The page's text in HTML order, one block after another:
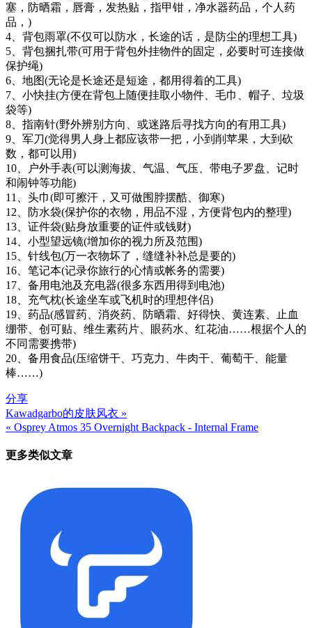
塞，防晒霜，唇膏，发热贴，指甲钳，净水器药品，个人药
品，)
4、背包雨罩(不仅可以防水，长途的话，是防尘的理想工具)
5、背包捆扎带(可用于背包外挂物件的固定，必要时可连接做
保护绳)
6、地图(无论是长途还是短途，都用得着的工具)
7、小快挂(方便在背包上随便挂取小物件、毛巾、帽子、垃圾
袋等)
8、指南针(野外辨别方向、或迷路后寻找方向的有用工具)
9、军刀(觉得男人身上都应该带一把，小到削苹果，大到砍
数，都可以用)
10、户外手表(可以测海拔、气温、气压、带电子罗盘、记时
和闹钟等功能)
11、头巾(即可擦汗，又可做围脖摆酷、御寒)
12、防水袋(保护你的衣物，用品不湿，方便背包内的整理)
13、证件袋(贴身放重要的证件或钱财)
14、小型望远镜(增加你的视力所及范围)
15、针线包(万一衣物坏了，缝缝补补总是要的)
16、笔记本(记录你旅行的心情或帐务的需要)
17、备用电池及充电器(很多东西用得到电池)
18、充气枕(长途坐车或飞机时的理想伴侣)
19、药品(感冒药、消炎药、防晒霜、好得快、黄连素、止血
绷带、创可贴、维生素药片、眼药水、红花油……根据个人的
不同需要携带)
20、备用食品(压缩饼干、巧克力、牛肉干、葡萄干、能量
棒……)
分享
文
导
Kawadgarbo的皮肤风衣 »
« Osprey Atmos 35 Overnight Backpack - Internal Frame
更多类似文章